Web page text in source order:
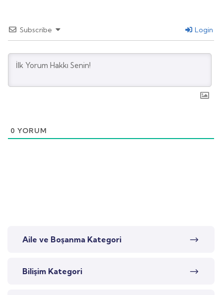
Subscribe Login
0 YORUM
Aile ve Boşanma Kategori
Bilişim Kategori